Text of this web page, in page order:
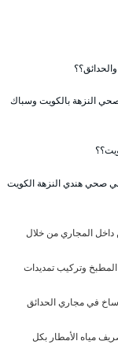
النزهة بالكويت وسباك
صحي هندي النزهة الكويت
داخل المجاري من خلال
وتركيب تمديدات
في مجاري الحدائق
مياه الأمطار بكل